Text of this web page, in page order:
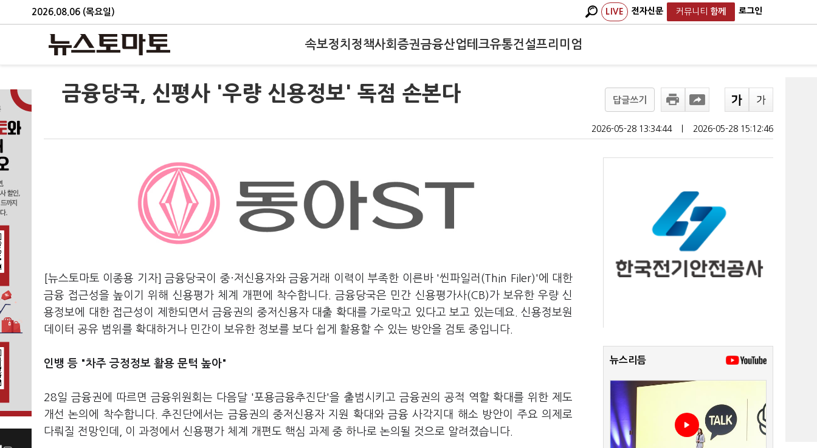
2026.08.06 (목요일) LIVE 전자신문 커뮤니티 함께 로그인
속보정치 정책사회 증권금융산업테크유통건설프리미엄
금융당국, 신평사 '우량 신용정보' 독점 손본다 답글쓰기
2026-05-28 13:34:44 2026-05-28 15:12:46
[뉴스토마토 이종용 기자] 금융당국이 중·저신용자와 금융거래 이력이 부족한 이른바 '씬파일러(Thin Filer)'에 대한
금융 접근성을 높이기 위해 신용평가 체계 개편에 착수합니다. 금융당국은 민간 신용평가사(CB)가 보유한 우량 신
용정보에 대한 접근성이 제한되면서 금융권의 중저신용자 대출 확대를 가로막고 있다고 보고 있는데요. 신용정보원
데이터 공유 범위를 확대하거나 민간이 보유한 정보를 보다 쉽게 활용할 수 있는 방안을 검토 중입니다.
인뱅 등 "차주 긍정정보 활용 문턱 높아"
28일 금융권에 따르면 금융위원회는 다음달 '포용금융추진단'을 출범시키고 금융권의 공적 역할 확대를 위한 제도
개선 논의에 착수합니다. 추진단에서는 금융권의 중저신용자 지원 확대와 금융 사각지대 해소 방안이 주요 의제로
다뤄질 전망인데, 이 과정에서 신용평가 체계 개편도 핵심 과제 중 하나로 논의될 것으로 알려졌습니다.
뉴스리듬